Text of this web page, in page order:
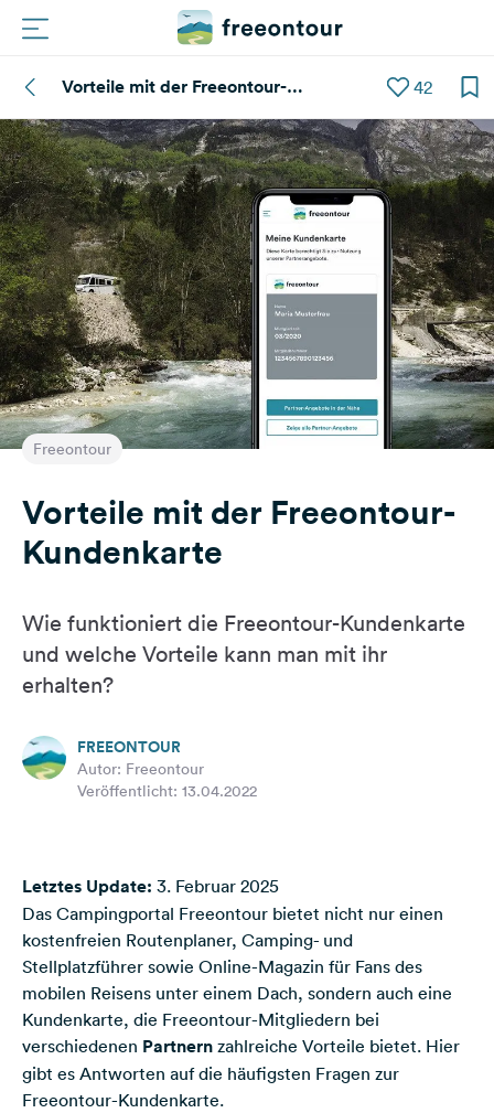
Plätze
Magazin
Partner
Registrieren
Einloggen
Newsletter
Feedback
Sprache:
Folge
auf
Media
Facebook
Vorteile mit der Freeontour-
42
Freeontour
Vorteile mit der Freeontour-
Kundenkarte
Wie funktioniert die Freeontour-Kundenkarte
und welche Vorteile kann man mit ihr
erhalten?
FREEONTOUR
Autor: Freeontour
Veröffentlicht: 13.04.2022
Letztes Update: 3. Februar 2025
Das Campingportal Freeontour bietet nicht nur einen
kostenfreien Routenplaner, Camping- und
Stellplatzführer sowie Online-Magazin für Fans des
mobilen Reisens unter einem Dach, sondern auch eine
Kundenkarte, die Freeontour-Mitgliedern bei
verschiedenen Partnern zahlreiche Vorteile bietet. Hier
gibt es Antworten auf die häufigsten Fragen zur
Freeontour-Kundenkarte.